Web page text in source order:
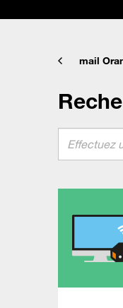
mail